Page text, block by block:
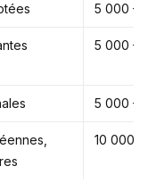
5 000 –
5 000 –
5 000 –
10 000